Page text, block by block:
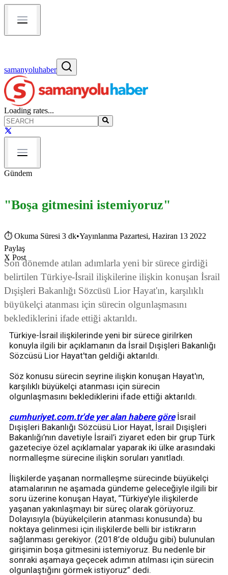
samanyoluhaber
Loading rates...
Gündem
"Boşa gitmesini istemiyoruz"
⏱ Okuma Süresi 3 dk•Yayınlanma Pazartesi, Haziran 13 2022
Paylaş
X Post
Son dönemde atılan adımlarla yeni bir sürece girdiği
belirtilen Türkiye-İsrail ilişkilerine ilişkin konuşan İsrail
Dışişleri Bakanlığı Sözcüsü Lior Hayat'ın, karşılıklı
büyükelçi atanması için sürecin olgunlaşmasını
beklediklerini ifade ettiği aktarıldı.
Türkiye-İsrail ilişkilerinde yeni bir sürece girilrken
konuyla ilgili bir açıklamanın da İsrail Dışişleri Bakanlığı
Sözcüsü Lior Hayat'tan geldiği aktarıldı.
Söz konusu sürecin seyrine ilişkin konuşan Hayat'ın,
karşılıklı büyükelçi atanması için sürecin
olgunlaşmasını beklediklerini ifade ettiği aktarıldı.
cumhuriyet.com.tr'de yer alan habere göreİsrail
Dışişleri Bakanlığı Sözcüsü Lior Hayat, İsrail Dışişleri
Bakanlığı’nın davetiyle İsrail’i ziyaret eden bir grup Türk
gazeteciye özel açıklamalar yaparak iki ülke arasındaki
normalleşme sürecine ilişkin soruları yanıtladı.
İlişkilerde yaşanan normalleşme sürecinde büyükelçi
atamalarının ne aşamada gündeme geleceğiyle ilgili bir
soru üzerine konuşan Hayat, “Türkiye’yle ilişkilerde
yaşanan yakınlaşmayı bir süreç olarak görüyoruz.
Dolayısıyla (büyükelçilerin atanması konusunda) bu
noktaya gelinmesi için ilişkilerde belli bir istikrarın
sağlanması gerekiyor. (2018’de olduğu gibi) bulunulan
girişimin boşa gitmesini istemiyoruz. Bu nedenle bir
sonraki aşamaya geçecek adımın atılması için sürecin
olgunlaştığını görmek istiyoruz” dedi.